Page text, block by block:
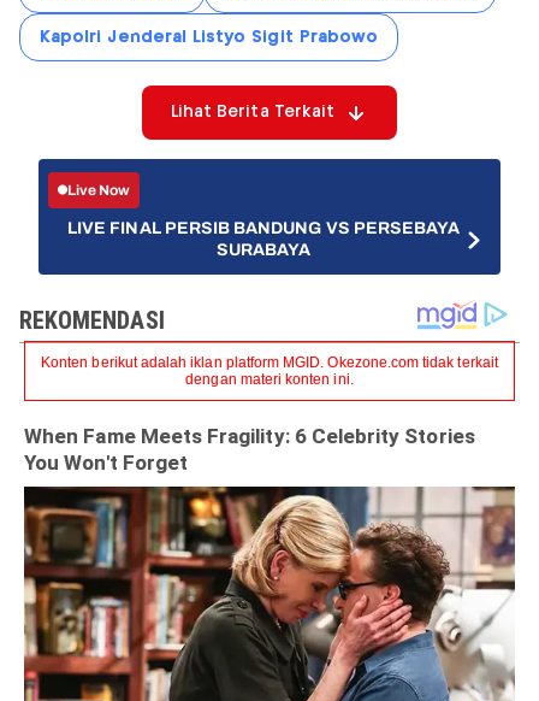
Kapolri Jenderal Listyo Sigit Prabowo
Lihat Berita Terkait
Live Now
LIVE FINAL PERSIB BANDUNG VS PERSEBAYA
SURABAYA